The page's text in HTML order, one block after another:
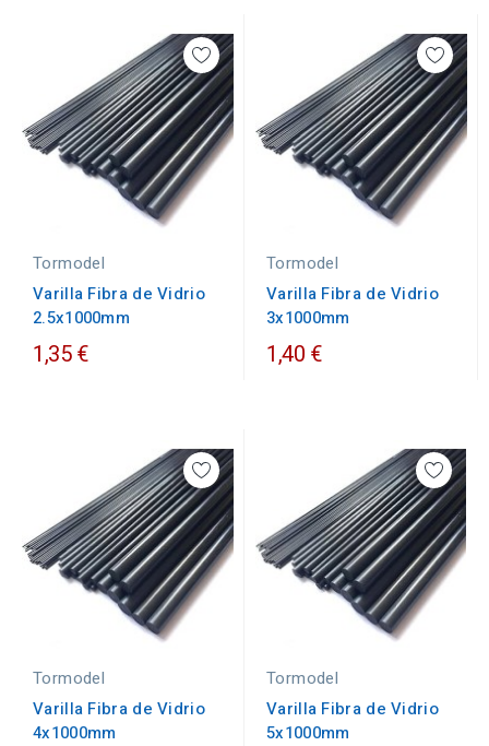
Tormodel
Varilla Fibra de Vidrio
2.5x1000mm
1,35 €
Tormodel
Varilla Fibra de Vidrio
3x1000mm
1,40 €
Tormodel
Varilla Fibra de Vidrio
4x1000mm
Tormodel
Varilla Fibra de Vidrio
5x1000mm